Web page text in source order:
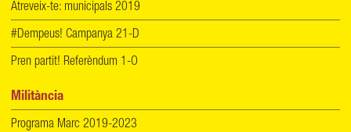
Atreveix-te: municipals 2019
#Dempeus! Campanya 21-D
Pren partit! Referèndum 1-O
Militància
Programa Marc 2019-2023